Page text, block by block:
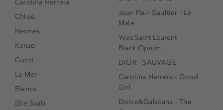
Carolina Herrera
Chloé
Hermes
Kenzo
Gucci
La Mer
Elemis
Elie Saab
Jean Paul Gaultier - Le
Male
Yves Saint Laurent -
Black Opium
DIOR - SAUVAGE
Carolina Herrera - Good
Girl
Dolce&Gabbana - The